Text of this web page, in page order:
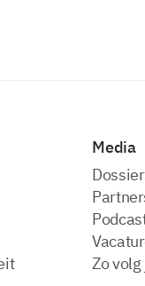
Media
zo